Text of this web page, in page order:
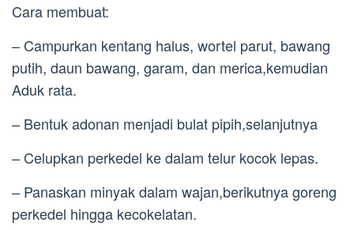
Cara membuat:
– Campurkan kentang halus, wortel parut, bawang
putih, daun bawang, garam, dan merica,kemudian
Aduk rata.
– Bentuk adonan menjadi bulat pipih,selanjutnya
– Celupkan perkedel ke dalam telur kocok lepas.
– Panaskan minyak dalam wajan,berikutnya goreng
perkedel hingga kecokelatan.